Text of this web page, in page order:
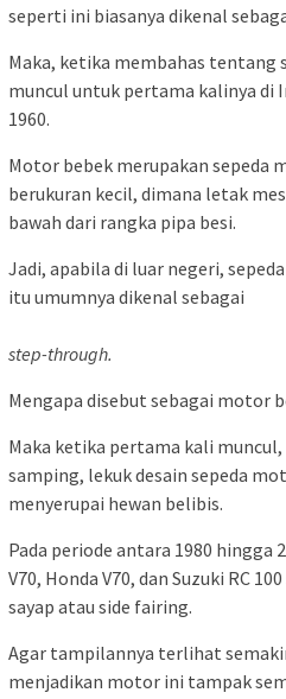
seperti ini biasanya dikenal
Maka, ketika membahas tentang
muncul untuk pertama kalinya di
1960.
Motor bebek merupakan sepeda
berukuran kecil, dimana letak
bawah dari rangka pipa besi.
Jadi, apabila di luar negeri,
itu umumnya dikenal sebagai
step-through.
Mengapa disebut sebagai motor
Maka ketika pertama kali
samping, lekuk desain sepeda
menyerupai hewan belibis.
Pada periode antara 1980 hingga
V70, Honda V70, dan Suzuki RC
sayap atau side fairing.
Agar tampilannya terlihat
menjadikan motor ini tampak